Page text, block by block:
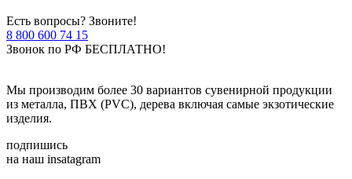
Есть вопросы? Звоните!
8 800 600 74 15
Звонок по РФ БЕСПЛАТНО!
Мы производим более 30 вариантов сувенирной продукции
из металла, ПВХ (PVC), дерева включая самые экзотические
изделия.
подпишись
на наш insatagram